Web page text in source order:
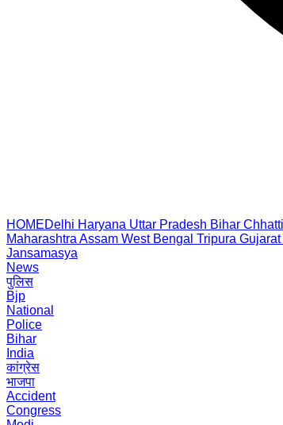
HOMEDelhi Haryana Uttar Pradesh Bihar
Maharashtra Assam West Bengal Tripura Gujarat
Jansamasya
News
पुलिस
Bjp
National
Police
Bihar
India
कांग्रेस
भाजपा
Accident
Congress